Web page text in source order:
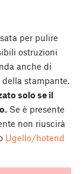
per pulire
ostruzioni
anche di
stampante.
solo se il
Se è presente
non riuscirà
Ugello/hotend